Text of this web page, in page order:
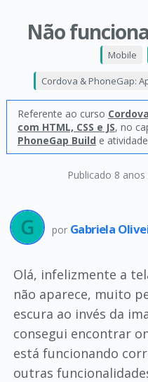
Não
Publicado 8
Mobile
Cordova & PhoneGap:
Referente ao curso
com HTML, CSS e JS, no
PhoneGap Build e atividade
por Gabriela
Olá, infelizmente a
não aparece, muito
escura ao invés da
consegui encontrar
está funcionando
outras